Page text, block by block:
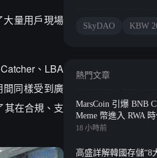
大量用戶現場
、LBA
間同樣受到廣
其在合規、支
SkyDAO KBW
熱門文章
MarsCoin 引爆 BNB
Meme 幣進入 RWA 時
18 小時前
高盛詳解韓國存儲“8